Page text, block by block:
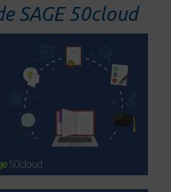
SAGE 50cloud